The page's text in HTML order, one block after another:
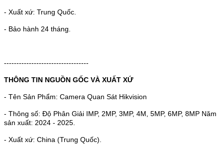
- Xuất xứ: Trung Quốc.
- Bảo hành 24 tháng.
----------------------------------
THÔNG TIN NGUỒN GỐC VÀ XUẤT XỨ
- Tên Sản Phẩm: Camera Quan Sát Hikvision
- Thông số: Độ Phân Giải IMP, 2MP, 3MP, 4M, 5MP, 6MP, 8MP Năm
sản xuất: 2024 - 2025.
- Xuất xứ: China (Trung Quốc).